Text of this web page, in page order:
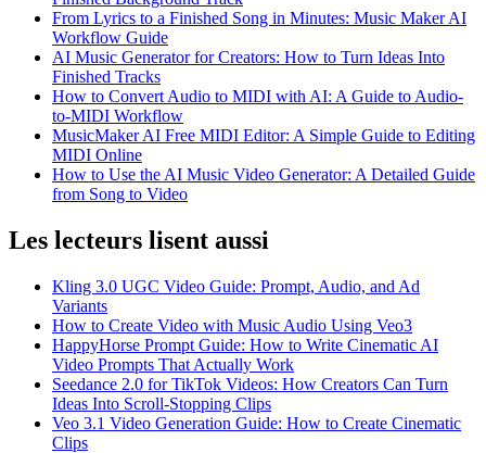
From Lyrics to a Finished Song in Minutes: Music Maker AI
Workflow Guide
AI Music Generator for Creators: How to Turn Ideas Into
Finished Tracks
How to Convert Audio to MIDI with AI: A Guide to Audio-
to-MIDI Workflow
MusicMaker AI Free MIDI Editor: A Simple Guide to Editing
MIDI Online
How to Use the AI Music Video Generator: A Detailed Guide
from Song to Video
Les lecteurs lisent aussi
Kling 3.0 UGC Video Guide: Prompt, Audio, and Ad
Variants
How to Create Video with Music Audio Using Veo3
HappyHorse Prompt Guide: How to Write Cinematic AI
Video Prompts That Actually Work
Seedance 2.0 for TikTok Videos: How Creators Can Turn
Ideas Into Scroll-Stopping Clips
Veo 3.1 Video Generation Guide: How to Create Cinematic
Clips